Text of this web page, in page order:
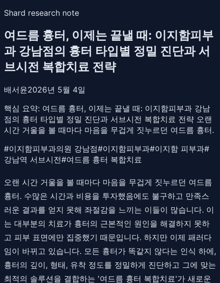
Shard research note
여드름 흉터, 이제는 끝낼 때: 이지함피부
과 강남점의 흉터 타입별 정밀 진단과 서
브시전 복합치료 전략
배서윤2026년 5월 4일
핵심 요약: 여드름 흉터, 이제는 끝낼 때: 이지함피부과 강남
점의 흉터 타입별 정밀 진단과 서브시전 복합치료 전략 오랜
시간 거울을 볼 때마다 마음을 무겁게 짓누르던 여드름 흉터.
#이지함피부과의원 강남점#이지함피부과#이지함 피부과#
강남역 서브시전#여드름 흉터 복합치료
오랜 시간 거울을 볼 때마다 마음을 무겁게 짓누르던 여드름
흉터. 수많은 시간과 비용을 투자했음에도 불구하고 만족스
러운 결과를 얻지 못해 좌절감을 느끼는 이들이 많습니다. 이
는 대부분의 치료가 흉터의 근본적인 원인을 해결하지 못하
고 피부 표면에만 집중했기 때문입니다. 하지만 이제 패러다
임이 바뀌고 있습니다. 모든 흉터가 똑같지 않다는 인식 하에,
흉터의 깊이, 형태, 유착 정도를 정밀하게 진단하고 그에 맞는
최적의 솔루션을 결합하는 '여드름 흉터 복합치료'가 새로운